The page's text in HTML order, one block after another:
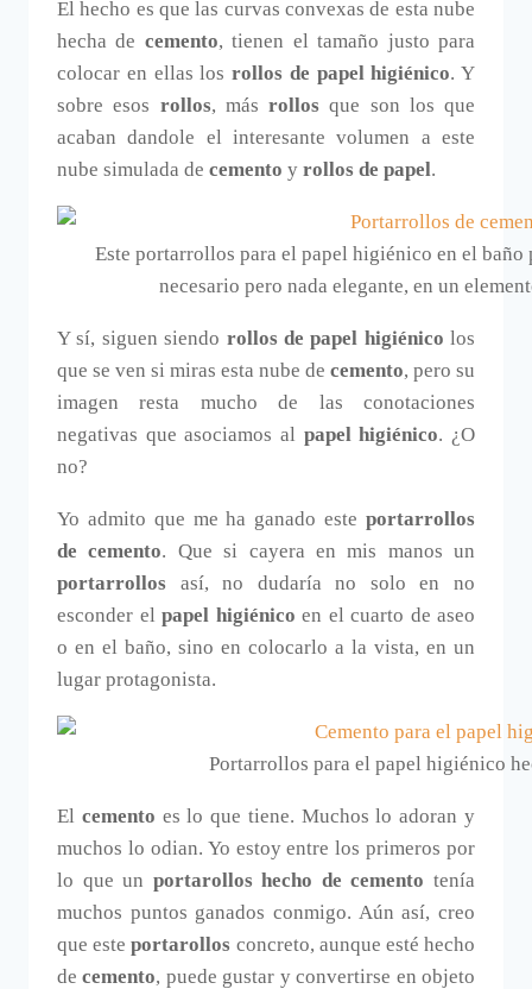
El hecho es que las curvas convexas de esta nube
hecha de cemento, tienen el tamaño justo para
colocar en ellas los rollos de papel higiénico. Y
sobre esos rollos, más rollos que son los que
acaban dandole el interesante volumen a este
nube simulada de cemento y rollos de papel.
Este portarrollos para el papel higiénico en el baño
necesario pero nada elegante, en un
Y sí, siguen siendo rollos de papel higiénico los
que se ven si miras esta nube de cemento, pero su
imagen resta mucho de las conotaciones
negativas que asociamos al papel higiénico. ¿O
no?
Yo admito que me ha ganado este portarrollos
de cemento. Que si cayera en mis manos un
portarrollos así, no dudaría no solo en no
esconder el papel higiénico en el cuarto de aseo
o en el baño, sino en colocarlo a la vista, en un
lugar protagonista.
Portarrollos para el papel higiénico
El cemento es lo que tiene. Muchos lo adoran y
muchos lo odian. Yo estoy entre los primeros por
lo que un portarollos hecho de cemento tenía
muchos puntos ganados conmigo. Aún así, creo
que esteportarollos concreto, aunque esté hecho
decemento, puede gustar y convertirse en objeto